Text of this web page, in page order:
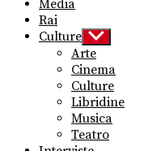
Media
Rai
Culture Show
sub
menu
Arte
Cinema
Culture
Libridine
Musica
Teatro